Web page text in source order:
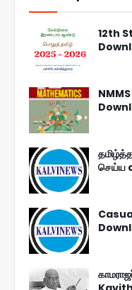
12th
செய்ய